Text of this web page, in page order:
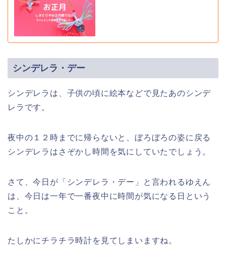
シンデレラ・デー
シンデレラは、子供の頃に絵本などで見たあのシンデ
レラです。
夜中の１２時までに帰らないと、ぼろぼろの姿に戻る
シンデレラはさぞかし時間を気にしていたでしょう。
さて、今日が「シンデレラ・デー」と言われるゆえん
は、今日は一年で一番夜中に時間が気になる日という
こと。
たしかにチラチラ時計を見てしまいますね。